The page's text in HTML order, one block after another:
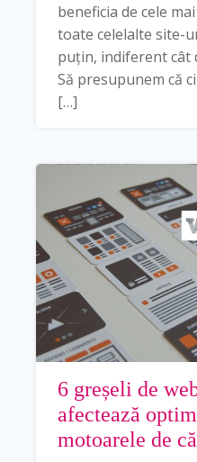
beneficia de cele
toate celelalte site-
puțin, indiferent cât
Să presupunem că
[…]
6 greșeli de
afectează
motoarele de